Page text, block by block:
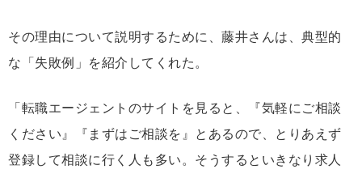
その理由について説明するために、藤井さんは、典型的
な「失敗例」を紹介してくれた。
「転職エージェントのサイトを見ると、『気軽にご相談
ください』『まずはご相談を』とあるので、とりあえず
登録して相談に行く人も多い。そうするといきなり求人